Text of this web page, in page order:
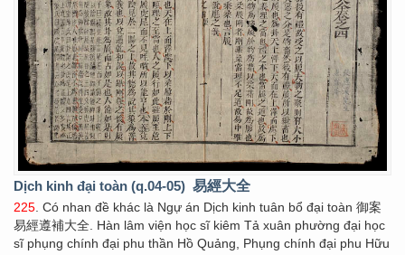
Dịch kinh đại toàn (q.04-05) 易經大全
225 . Có nhan đề khác là Ngự án Dịch kinh tuân bổ đại toàn 御案
易經遵補大全. Hàn lâm viện học sĩ kiêm Tả xuân phường đại học
sĩ phụng chính đại phu thần Hồ Quảng, Phụng chính đại phu Hữu